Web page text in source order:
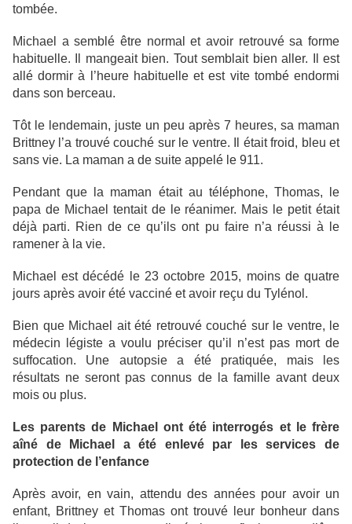
tombée.
Michael a semblé être normal et avoir retrouvé sa forme
habituelle. Il mangeait bien. Tout semblait bien aller. Il est
allé dormir à l’heure habituelle et est vite tombé endormi
dans son berceau.
Tôt le lendemain, juste un peu après 7 heures, sa maman
Brittney l’a trouvé couché sur le ventre. Il était froid, bleu et
sans vie. La maman a de suite appelé le 911.
Pendant que la maman était au téléphone, Thomas, le
papa de Michael tentait de le réanimer. Mais le petit était
déjà parti. Rien de ce qu’ils ont pu faire n’a réussi à le
ramener à la vie.
Michael est décédé le 23 octobre 2015, moins de quatre
jours après avoir été vacciné et avoir reçu du Tylénol.
Bien que Michael ait été retrouvé couché sur le ventre, le
médecin légiste a voulu préciser qu’il n’est pas mort de
suffocation. Une autopsie a été pratiquée, mais les
résultats ne seront pas connus de la famille avant deux
mois ou plus.
Les parents de Michael ont été interrogés et le frère
aîné de Michael a été enlevé par les services de
protection de l’enfance
Après avoir, en vain, attendu des années pour avoir un
enfant, Brittney et Thomas ont trouvé leur bonheur dans